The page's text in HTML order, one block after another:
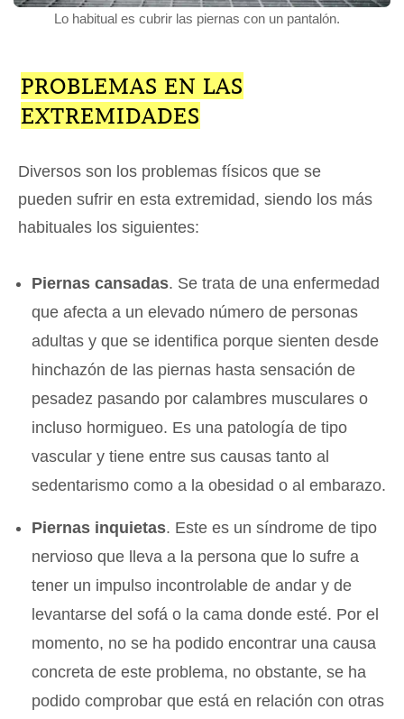
Lo habitual es cubrir las piernas con un pantalón.
PROBLEMAS EN LAS
EXTREMIDADES
Diversos son los problemas físicos que se
pueden sufrir en esta extremidad, siendo los más
habituales los siguientes:
Piernas cansadas. Se trata de una enfermedad
que afecta a un elevado número de personas
adultas y que se identifica porque sienten desde
hinchazón de las piernas hasta sensación de
pesadez pasando por calambres musculares o
incluso hormigueo. Es una patología de tipo
vascular y tiene entre sus causas tanto al
sedentarismo como a la obesidad o al embarazo.
Piernas inquietas. Este es un síndrome de tipo
nervioso que lleva a la persona que lo sufre a
tener un impulso incontrolable de andar y de
levantarse del sofá o la cama donde esté. Por el
momento, no se ha podido encontrar una causa
concreta de este problema, no obstante, se ha
podido comprobar que está en relación con otras